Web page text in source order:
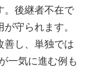
。後継者不在で
守られます。
善し、単独では
一気に進む例も